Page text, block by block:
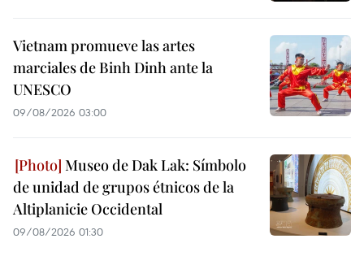
Vietnam promueve las artes
marciales de Binh Dinh ante la
UNESCO
09/08/2026 03:00
Museo de Dak Lak: Símbolo
de unidad de grupos étnicos de la
Altiplanicie Occidental
09/08/2026 01:30